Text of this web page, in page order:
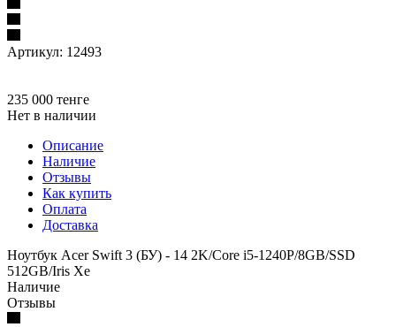
Артикул: 12493
235 000 тенге
Нет в наличии
Описание
Наличие
Отзывы
Как купить
Оплата
Доставка
Ноутбук Acer Swift 3 (БУ) - 14 2K/Core i5-1240P/8GB/SSD
512GB/Iris Xe
Наличие
Отзывы